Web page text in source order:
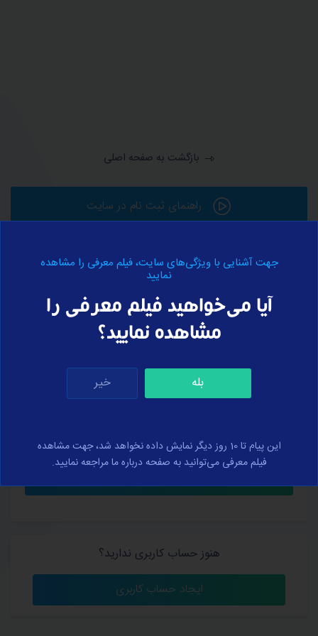
بازگشت به صفحه اصلی
راهنمای ثبت نام در سایت
ورود به حساب کاربری
کلمه عبور خود را فراموش کرده‌اید؟
هنوز حساب کاربری ندارید؟
ایجاد حساب کاربری
جهت آشنایی با ویژگی‌های سایت، فیلم معرفی را مشاهده
نمایید
آیا می‌خواهید فیلم معرفی را
مشاهده نمایید؟
بله خیر
این پیام تا 10 روز دیگر نمایش داده نخواهد شد، جهت مشاهده
فیلم معرفی می‌توانید به صفحه درباره ما مراجعه نمایید.